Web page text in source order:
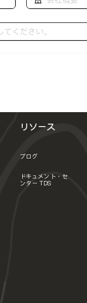
リソース
ブログ
ドキュメント・セ
ンター TDS